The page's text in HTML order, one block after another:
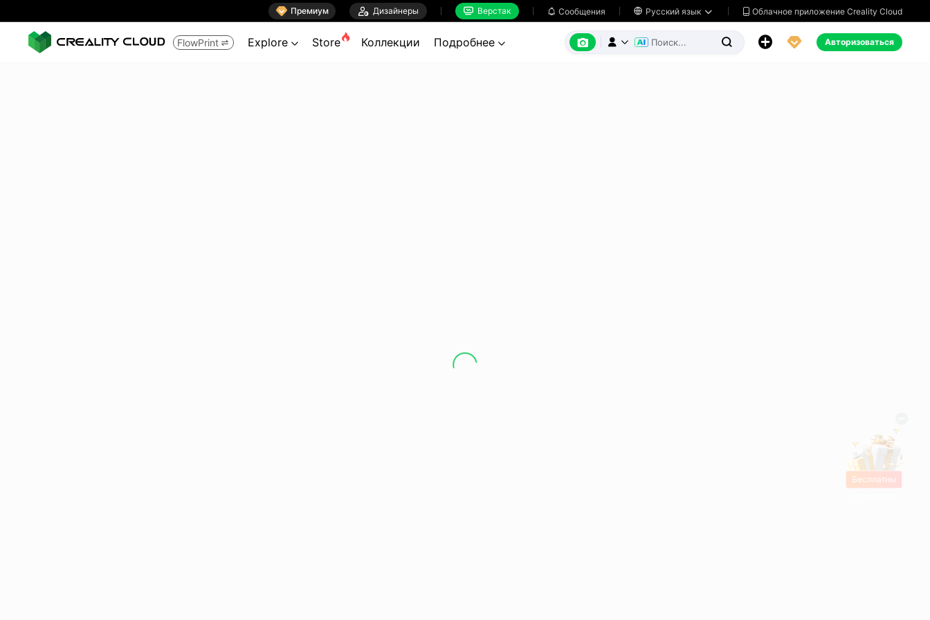
 Премиум  Дизайнеры  Верстак  Сообщения  Русский язык   Облачное приложение Creality Cloud
FlowPrint  Explore  Store Коллекции Подробнее        Авторизоваться
Бесплатны